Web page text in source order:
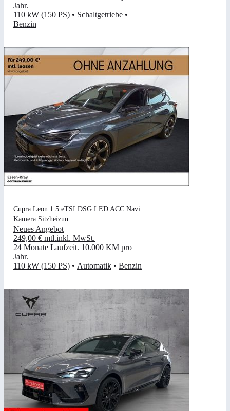
Jahr.
110 kW (150 PS) • Schaltgetriebe •
Benzin
Cupra Leon 1.5 eTSI DSG LED ACC Navi
Kamera Sitzheizun
Neues Angebot
249,00 € mtl.inkl. MwSt.
24 Monate Laufzeit. 10.000 KM pro
Jahr.
110 kW (150 PS) • Automatik • Benzin